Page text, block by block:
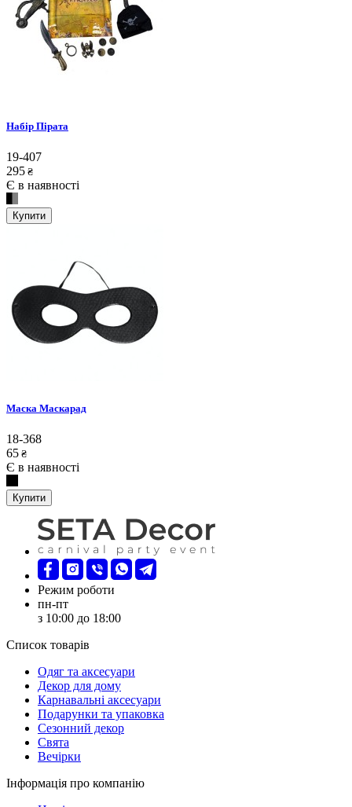
Набір Пірата
19-407
295 ₴
Є в наявності
Купити
Маска Маскарад
18-368
65 ₴
Є в наявності
Купити
Режим роботи
пн-пт
з 10:00 до 18:00
Список товарів
Oдяг та аксесуари
Декор для дому
Карнавальні аксесуари
Подарунки та упаковка
Сезонний декор
Свята
Вечірки
Інформація про компанію